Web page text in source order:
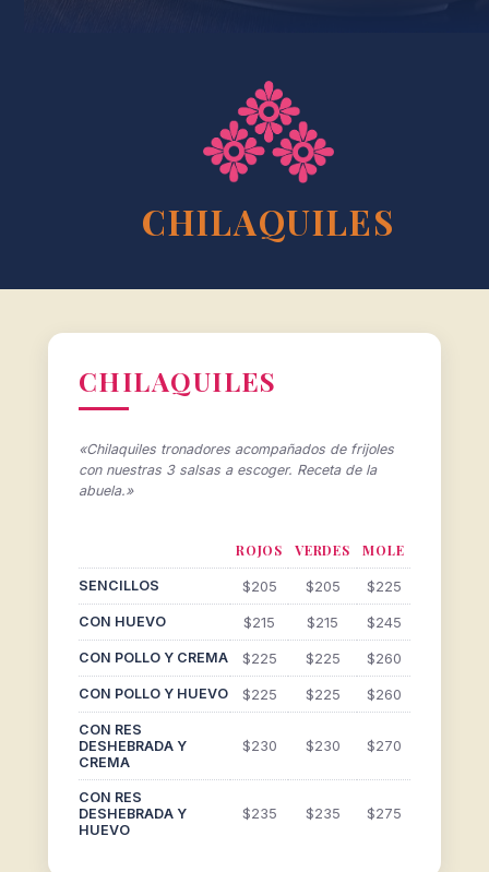
CHILAQUILES
CHILAQUILES
«Chilaquiles tronadores acompañados de frijoles
con nuestras 3 salsas a escoger. Receta de la
abuela.»
ROJOS VERDES MOLE
SENCILLOS $205 $205 $225
CON HUEVO $215 $215 $245
CON POLLO Y CREMA $225 $225 $260
CON POLLO Y HUEVO $225 $225 $260
CON RES
DESHEBRADA Y
CREMA
$230 $230 $270
CON RES
DESHEBRADA Y
HUEVO
$235 $235 $275